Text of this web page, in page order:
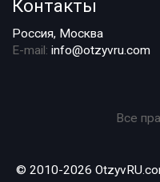
Контакты
Россия, Москва
E-mail: info@otzyvru.com
Все
© 2010-2026